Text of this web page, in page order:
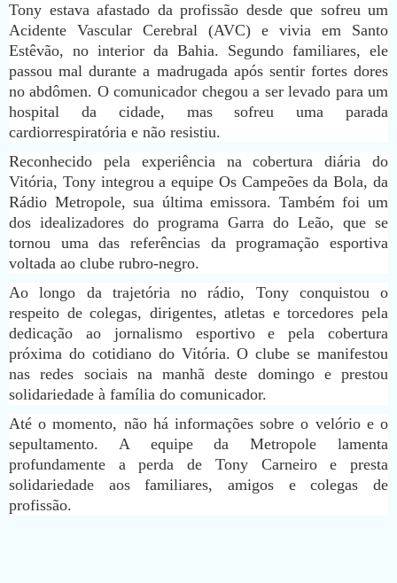
Tony estava afastado da profissão desde que sofreu um
Acidente Vascular Cerebral (AVC) e vivia em Santo
Estêvão, no interior da Bahia. Segundo familiares, ele
passou mal durante a madrugada após sentir fortes dores
no abdômen. O comunicador chegou a ser levado para um
hospital da cidade, mas sofreu uma parada
cardiorrespiratória e não resistiu.
Reconhecido pela experiência na cobertura diária do
Vitória, Tony integrou a equipe Os Campeões da Bola, da
Rádio Metropole, sua última emissora. Também foi um
dos idealizadores do programa Garra do Leão, que se
tornou uma das referências da programação esportiva
voltada ao clube rubro-negro.
Ao longo da trajetória no rádio, Tony conquistou o
respeito de colegas, dirigentes, atletas e torcedores pela
dedicação ao jornalismo esportivo e pela cobertura
próxima do cotidiano do Vitória. O clube se manifestou
nas redes sociais na manhã deste domingo e prestou
solidariedade à família do comunicador.
Até o momento, não há informações sobre o velório e o
sepultamento. A equipe da Metropole lamenta
profundamente a perda de Tony Carneiro e presta
solidariedade aos familiares, amigos e colegas de
profissão.